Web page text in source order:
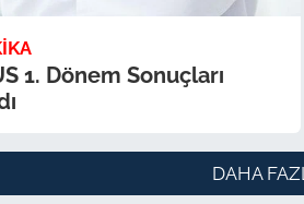
1. Dönem Sonuçları
DAHA